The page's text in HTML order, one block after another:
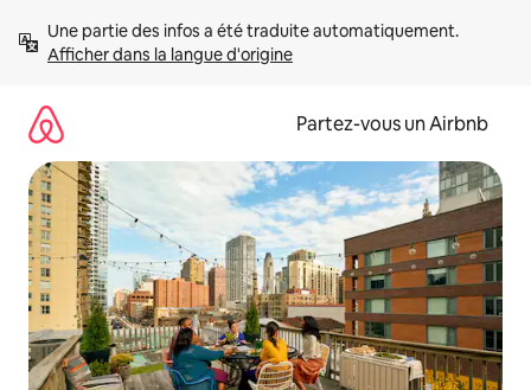
directement
Afficher dans la langue d'origine
Partez-vous un Airbnb